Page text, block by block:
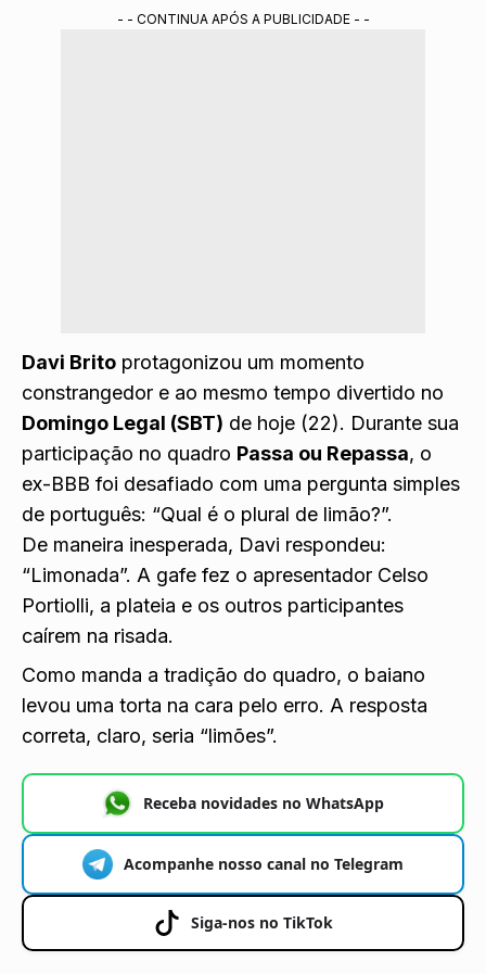
- - CONTINUA APÓS A PUBLICIDADE - -
Davi Brito protagonizou um momento
constrangedor e ao mesmo tempo divertido no
Domingo Legal (SBT) de hoje (22). Durante sua
participação no quadro Passa ou Repassa, o
ex-BBB foi desafiado com uma pergunta simples
de português: “Qual é o plural de limão?”.
De maneira inesperada, Davi respondeu:
“Limonada”. A gafe fez o apresentador Celso
Portiolli, a plateia e os outros participantes
caírem na risada.
Como manda a tradição do quadro, o baiano
levou uma torta na cara pelo erro. A resposta
correta, claro, seria “limões”.
Receba novidades no WhatsApp
Acompanhe nosso canal no Telegram
Siga-nos no TikTok